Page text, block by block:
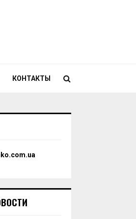
КОНТАКТЫ